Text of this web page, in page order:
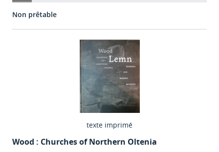
Non prêtable
texte imprimé
Wood : Churches of Northern Oltenia